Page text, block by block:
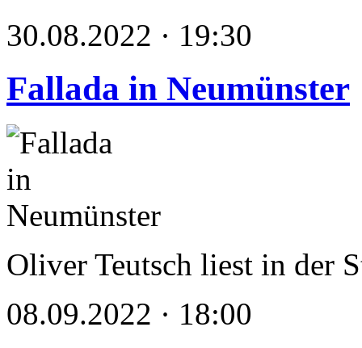
30.08.2022 · 19:30
Fallada in Neumünster
Oliver Teutsch liest in der
08.09.2022 · 18:00